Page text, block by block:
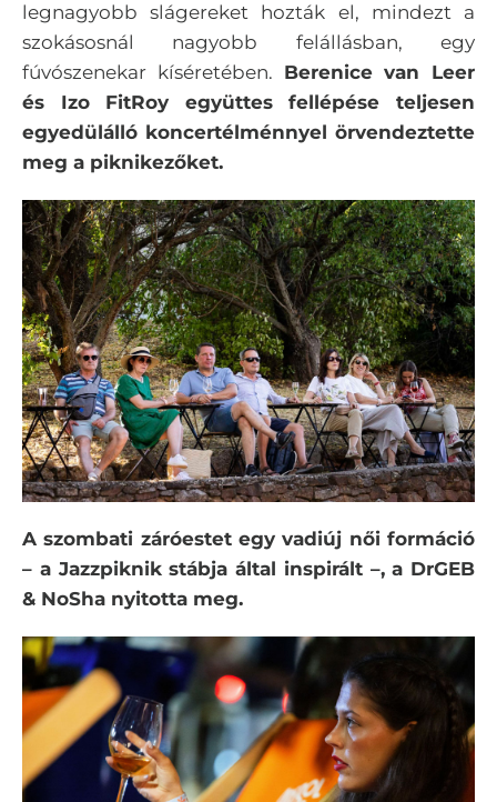
legnagyobb slágereket hozták el, mindezt a
szokásosnál nagyobb felállásban, egy
fúvószenekar kíséretében. Berenice van Leer
és Izo FitRoy együttes fellépése teljesen
egyedülálló koncertélménnyel örvendeztette
meg a piknikezőket.
A szombati záróestet egy vadiúj női formáció
– a Jazzpiknik stábja által inspirált –, a DrGEB
& NoSha nyitotta meg.